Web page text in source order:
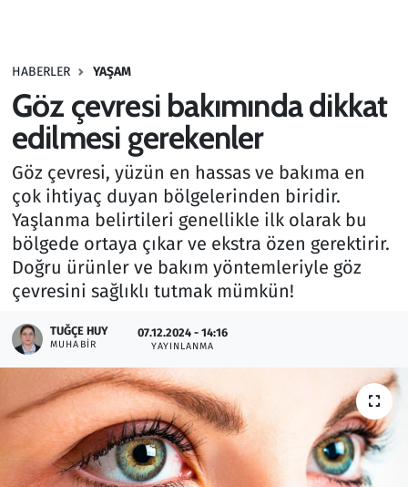
HABERLER YAŞAM
Göz çevresi bakımında dikkat
edilmesi gerekenler
Göz çevresi, yüzün en hassas ve bakıma en
çok ihtiyaç duyan bölgelerinden biridir.
Yaşlanma belirtileri genellikle ilk olarak bu
bölgede ortaya çıkar ve ekstra özen gerektirir.
Doğru ürünler ve bakım yöntemleriyle göz
çevresini sağlıklı tutmak mümkün!
TUĞÇE HUY
MUHABIR
07.12.2024 - 14:16
YAYINLANMA
Haber
Kültür Sanat
Kurumsal Haberler
Lezzet Durağı
Memur ve Kamu
Ramazan
Resmi İlanlar